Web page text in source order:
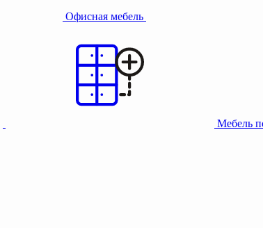
Офисная мебель
Мебель